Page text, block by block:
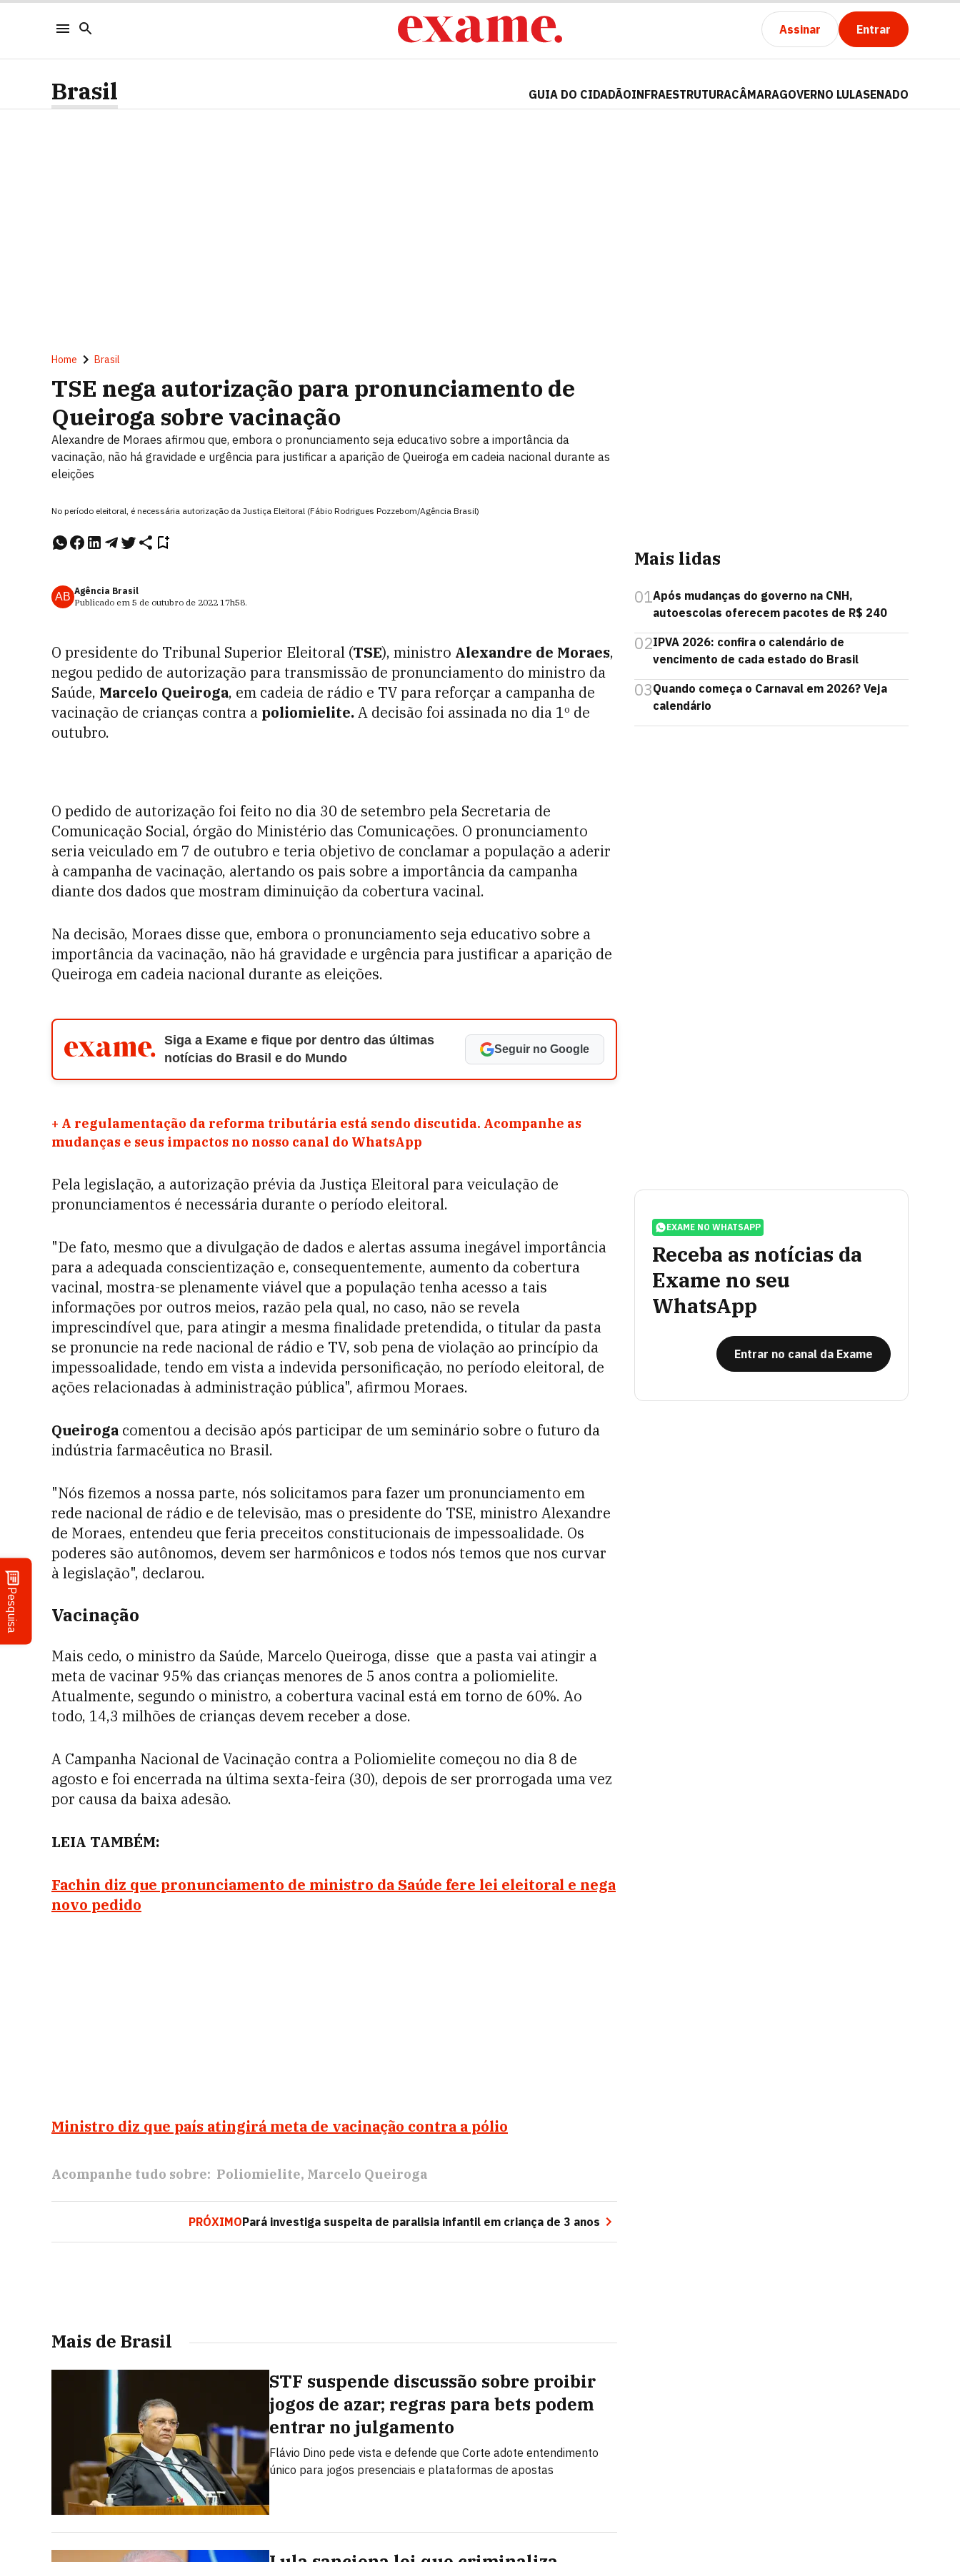
Assinar Entrar
Pesquisa
Brasil GUIA DO CIDADÃOINFRAESTRUTURACÂMARAGOVERNO LULASENADO
Home Brasil
TSE nega autorização para pronunciamento de
Queiroga sobre vacinação
Alexandre de Moraes afirmou que, embora o pronunciamento seja educativo sobre a importância da
vacinação, não há gravidade e urgência para justificar a aparição de Queiroga em cadeia nacional durante as
eleições
No período eleitoral, é necessária autorização da Justiça Eleitoral (Fábio Rodrigues Pozzebom/Agência Brasil)
AB Agência Brasil
Publicado em 5 de outubro de 2022 17h58.
O presidente do Tribunal Superior Eleitoral (TSE), ministro Alexandre de Moraes,
negou pedido de autorização para transmissão de pronunciamento do ministro da
Saúde, Marcelo Queiroga, em cadeia de rádio e TV para reforçar a campanha de
vacinação de crianças contra a poliomielite.A decisão foi assinada no dia 1º de
outubro.
O pedido de autorização foi feito no dia 30 de setembro pela Secretaria de
Comunicação Social, órgão do Ministério das Comunicações. O pronunciamento
seria veiculado em 7 de outubro e teria objetivo de conclamar a população a aderir
à campanha de vacinação, alertando os pais sobre a importância da campanha
diante dos dados que mostram diminuição da cobertura vacinal.
Na decisão, Moraes disse que, embora o pronunciamento seja educativo sobre a
importância da vacinação, não há gravidade e urgência para justificar a aparição de
Queiroga em cadeia nacional durante as eleições.
Siga a Exame e fique por dentro das últimas
notícias do Brasil e do Mundo
Seguir no Google
+ A regulamentação da reforma tributária está sendo discutida. Acompanhe as
mudanças e seus impactos no nosso canal do WhatsApp
Pela legislação, a autorização prévia da Justiça Eleitoral para veiculação de
pronunciamentos é necessária durante o período eleitoral.
"De fato, mesmo que a divulgação de dados e alertas assuma inegável importância
para a adequada conscientização e, consequentemente, aumento da cobertura
vacinal, mostra-se plenamente viável que a população tenha acesso a tais
informações por outros meios, razão pela qual, no caso, não se revela
imprescindível que, para atingir a mesma finalidade pretendida, o titular da pasta
se pronuncie na rede nacional de rádio e TV, sob pena de violação ao princípio da
impessoalidade, tendo em vista a indevida personificação, no período eleitoral, de
ações relacionadas à administração pública", afirmou Moraes.
Queiroga comentou a decisão após participar de um seminário sobre o futuro da
indústria farmacêutica no Brasil.
"Nós fizemos a nossa parte, nós solicitamos para fazer um pronunciamento em
rede nacional de rádio e de televisão, mas o presidente do TSE, ministro Alexandre
de Moraes, entendeu que feria preceitos constitucionais de impessoalidade. Os
poderes são autônomos, devem ser harmônicos e todos nós temos que nos curvar
à legislação", declarou.
Vacinação
Mais cedo, o ministro da Saúde, Marcelo Queiroga, disse que a pasta vai atingir a
meta de vacinar 95% das crianças menores de 5 anos contra a poliomielite.
Atualmente, segundo o ministro, a cobertura vacinal está em torno de 60%. Ao
todo, 14,3 milhões de crianças devem receber a dose.
A Campanha Nacional de Vacinação contra a Poliomielite começou no dia 8 de
agosto e foi encerrada na última sexta-feira (30), depois de ser prorrogada uma vez
por causa da baixa adesão.
LEIA TAMBÉM:
Fachin diz que pronunciamento de ministro da Saúde fere lei eleitoral e nega
novo pedido
Ministro diz que país atingirá meta de vacinação contra a pólio
Acompanhe tudo sobre: Poliomielite Marcelo Queiroga
PRÓXIMOPará investiga suspeita de paralisia infantil em criança de 3 anos
Mais de Brasil
STF suspende discussão sobre proibir
jogos de azar; regras para bets podem
entrar no julgamento
Flávio Dino pede vista e defende que Corte adote entendimento
único para jogos presenciais e plataformas de apostas
Mais lidas
01Após mudanças do governo na CNH,
autoescolas oferecem pacotes de R$ 240
02IPVA 2026: confira o calendário de
vencimento de cada estado do Brasil
03Quando começa o Carnaval em 2026? Veja
calendário
EXAME NO WHATSAPP
Receba as notícias da
Exame no seu
WhatsApp
Entrar no canal da Exame